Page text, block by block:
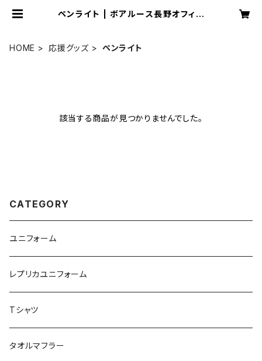
ペンライト | ボアルース長野オフィシ
HOME 応援グッズ ペンライト
該当する商品が見つかりませんでした。
CATEGORY
ユニフォーム
レプリカユニフォーム
Tシャツ
タオルマフラー